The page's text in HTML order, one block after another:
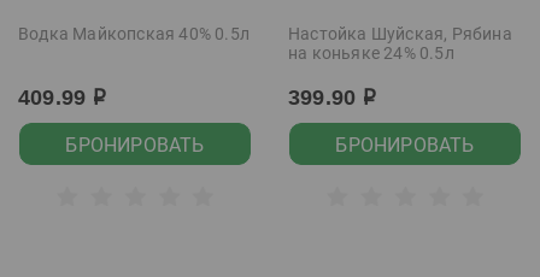
Водка Майкопская 40% 0.5л
409.99 р
БРОНИРОВАТЬ
Настойка Шуйская, Рябина
на коньяке 24% 0.5л
399.90 р
БРОНИРОВАТЬ